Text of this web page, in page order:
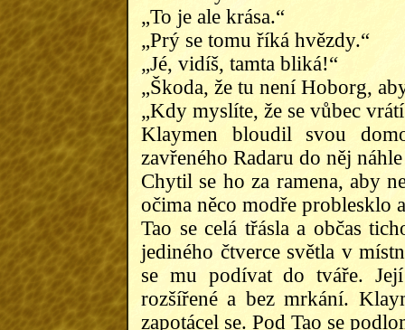
„To je ale krása.“
„Prý se tomu říká hvězdy.“
„Jé, vidíš, tamta bliká!“
„Škoda, že tu není Hoborg,
„Kdy myslíte, že se vůbec
Klaymen bloudil svou
zavřeného Radaru do něj
Chytil se ho za ramena, aby
očima něco modře problesklo
Tao se celá třásla a občas
jediného čtverce světla v
se mu podívat do tváře.
rozšířené a bez mrkání.
zapotácel se. Pod Tao se